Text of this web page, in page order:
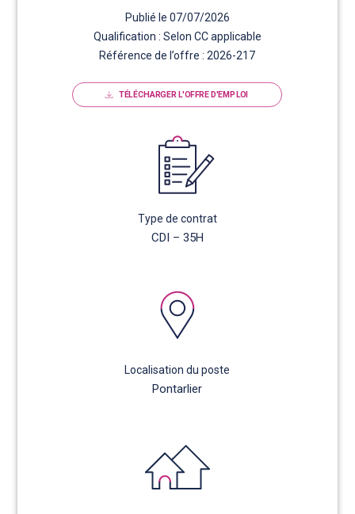
Publié le 07/07/2026
Qualification : Selon CC applicable
Référence de l’offre : 2026-217
TÉLÉCHARGER L'OFFRE D'EMPLOI
Type de contrat
CDI – 35H
Localisation du poste
Pontarlier